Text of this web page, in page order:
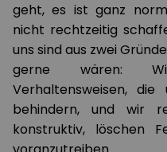
geht, es ist ganz
nicht rechtzeitig
uns sind aus zwei
gerne wären:
Verhaltensweisen,
behindern, und wir
konstruktiv, löschen